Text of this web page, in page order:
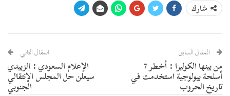
شارك
المقال السابق
من بينها الكوليرا : أخطر 7
أسلحة بيولوجية استخدمت في
تاريخ الحروب
المقال التالي
الإعلام السعودي : الزبيدي
سيعلن حل المجلس الإنتقالي
الجنوبي